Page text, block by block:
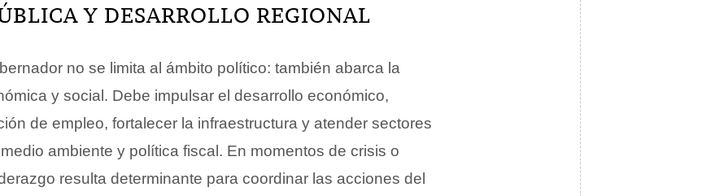
Y DESARROLLO REGIONAL
no se limita al ámbito político: también abarca la
y social. Debe impulsar el desarrollo económico,
de empleo, fortalecer la infraestructura y atender sectores
ambiente y política fiscal. En momentos de crisis o
resulta determinante para coordinar las acciones del